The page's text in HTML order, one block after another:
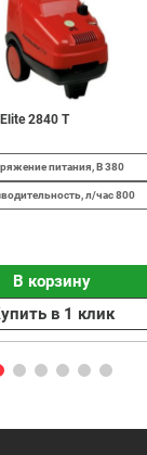
2840 T
питания, В380
л/час800
В корзину
в 1 клик